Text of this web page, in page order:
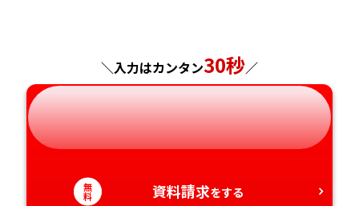
神奈川県
長野県
岐阜県
静岡県
愛知県
兵庫県
奈良県
和歌山県
広島県
山口県
徳島県
香川県
長崎県
熊本県
大分県
宮崎県
＼入力はカンタン30秒／
無
料 資料請求をする